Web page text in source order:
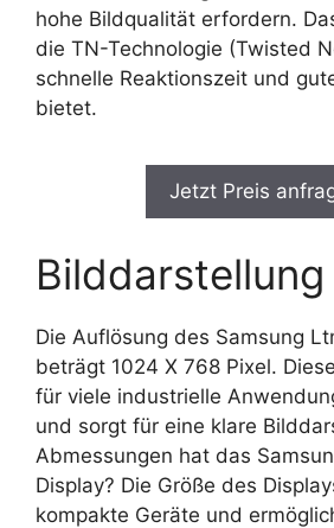
hohe Bildqualität erfordern.
die TN-Technologie (Twisted
schnelle Reaktionszeit und
bietet.
Jetzt Preis
Bilddarstellung
Die Auflösung des Samsung
beträgt 1024 X 768 Pixel.
für viele industrielle
und sorgt für eine klare
Abmessungen hat das
Display? Die Größe des
kompakte Geräte und